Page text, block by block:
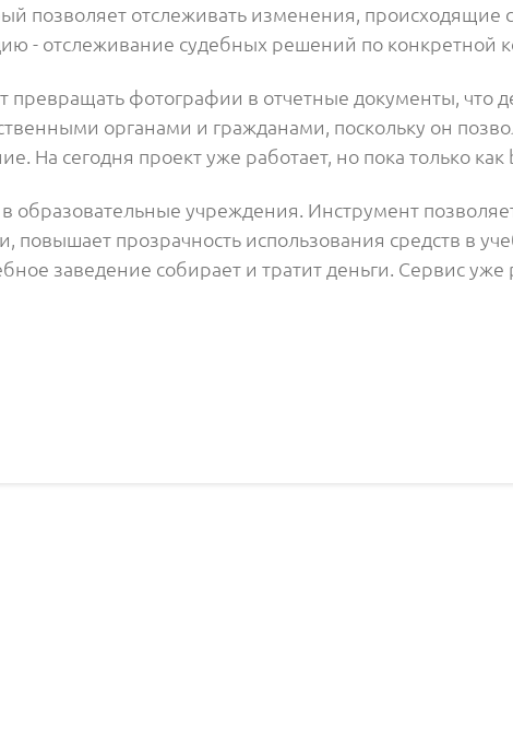
позволяет отслеживать изменения,
- отслеживание судебных решений по
превращать фотографии в отчетные документы, что
органами и гражданами, поскольку он
На сегодня проект уже работает, но пока только
в образовательные учреждения. Инструмент
повышает прозрачность использования средств в
заведение собирает и тратит деньги. Сервис